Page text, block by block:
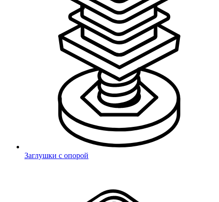
Заглушки с опорой
- поля обязательные для заполнения